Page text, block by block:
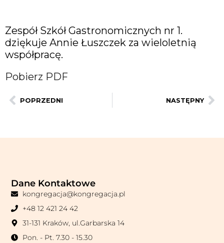
Zespół Szkół Gastronomicznych nr 1.
dziękuje Annie Łuszczek za wieloletnią
współpracę.
Pobierz PDF
POPRZEDNI NASTĘPNY
Dane Kontaktowe
kongregacja@kongregacja.pl
+48 12 421 24 42
31-131 Kraków, ul.Garbarska 14
Pon. - Pt. 7.30 - 15.30